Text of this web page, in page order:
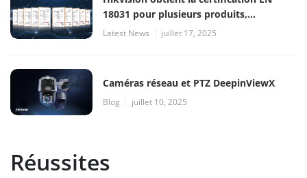
18031 pour plusieurs produits,
renforçant son engagement envers la
Latest News juillet 17, 2025
Caméras réseau et PTZ DeepinViewX
Blog juillet 10, 2025
Réussites